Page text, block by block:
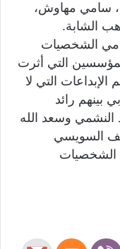
سامي مهاوش،
الشابة.
الشخصيات
التي أثرت
التي لا
بينهم رائد
النشمي وسعد الله
السويسي
الشخصيات